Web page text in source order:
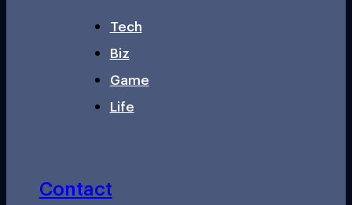
Tech
Biz
Game
Life
Contact